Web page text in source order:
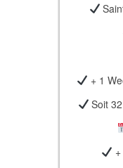
+ 1
Soit